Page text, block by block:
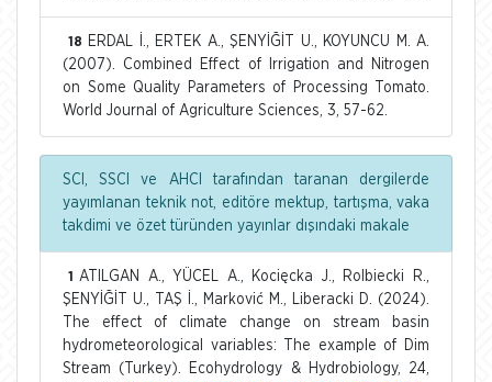
18
ERDAL İ., ERTEK A., ŞENYİĞİT U., KOYUNCU M. A.
(2007). Combined Effect of Irrigation and Nitrogen
on Some Quality Parameters of Processing Tomato.
World Journal of Agriculture Sciences, 3, 57-62.
SCI, SSCI ve AHCI tarafından taranan dergilerde
yayımlanan teknik not, editöre mektup, tartışma, vaka
takdimi ve özet türünden yayınlar dışındaki makale
1
ATILGAN A., YÜCEL A., Kocięcka J., Rolbiecki R.,
ŞENYİĞİT U., TAŞ İ., Marković M., Liberacki D. (2024).
The effect of climate change on stream basin
hydrometeorological variables: The example of Dim
Stream (Turkey). Ecohydrology & Hydrobiology, 24,